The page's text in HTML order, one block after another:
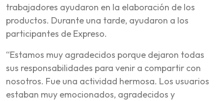
trabajadores ayudaron en la elaboración de los
productos. Durante una tarde, ayudaron a los
participantes de Expreso.
“Estamos muy agradecidos porque dejaron todas
sus responsabilidades para venir a compartir con
nosotros. Fue una actividad hermosa. Los usuarios
estaban muy emocionados, agradecidos y